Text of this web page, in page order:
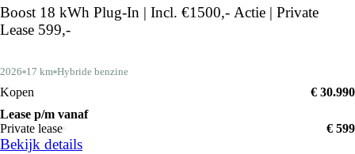
Boost 18 kWh Plug-In | Incl. €1500,- Actie | Private
Lease 599,-
2026 17 km Hybride benzine
Kopen
€ 30.990
Lease p/m vanaf
Private lease
€ 599
Bekijk details